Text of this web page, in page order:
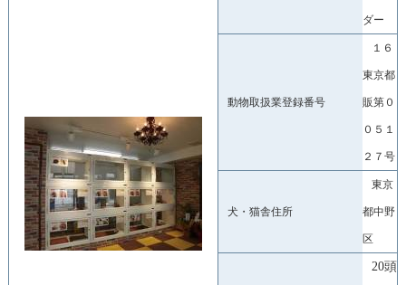
ダー
動物取扱業登録番号
１６
東京都
販第０
０５１
２７号
犬・猫舎住所
東京
都中野
区
20頭